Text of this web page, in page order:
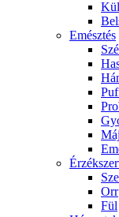
Emésztés
Orr
Fül